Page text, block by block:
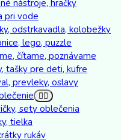
nástroje, hračky
pri vode
odstrkavadla, kolobežky
lego, puzzle
čítame, poznávame
tašky pre deti, kufre
prevleky, oslavy
sety oblečenia
tielka
rukáv